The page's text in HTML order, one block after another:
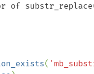
of
(